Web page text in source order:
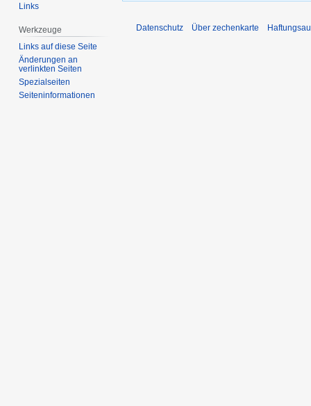
Links
Werkzeuge
Links auf diese Seite
Änderungen an
verlinkten Seiten
Spezialseiten
Seiten­­informationen
Datenschutz Über zechenkarte